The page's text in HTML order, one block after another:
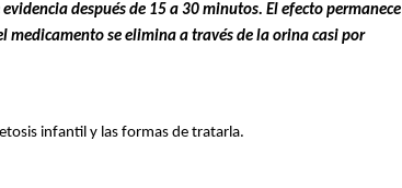
después de 15 a 30 minutos. El efecto permanece
medicamento se elimina a través de la orina casi por
infantil y las formas de tratarla.